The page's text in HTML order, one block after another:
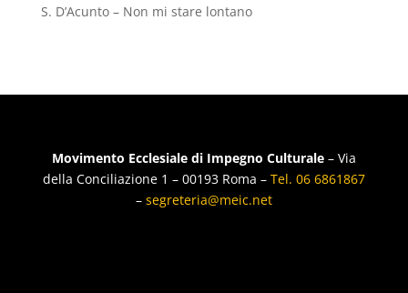
S. D’Acunto – Non mi stare lontano
Movimento Ecclesiale di Impegno Culturale– Via
della Conciliazione 1 – 00193 Roma – Tel. 06 6861867
– segreteria@meic.net